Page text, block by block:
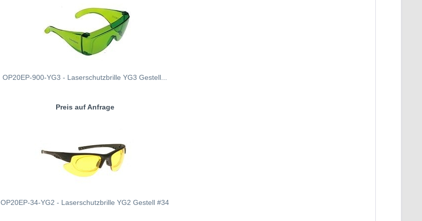
OP20EP-900-YG3 - Laserschutzbrille YG3 Gestell...
Preis auf Anfrage
OP20EP-34-YG2 - Laserschutzbrille YG2 Gestell #34